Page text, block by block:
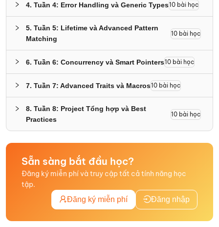
4. Tuần 4: Error Handling và Generic Types10 bài học
5. Tuần 5: Lifetime và Advanced Pattern
Matching
10 bài học
6. Tuần 6: Concurrency và Smart Pointers10 bài học
7. Tuần 7: Advanced Traits và Macros10 bài học
8. Tuần 8: Project Tổng hợp và Best
Practices
10 bài học
Sẵn sàng bắt đầu học?
Đăng ký miễn phí và truy cập tất cả tính năng học
tập.
Đăng ký miễn phí Đăng nhập